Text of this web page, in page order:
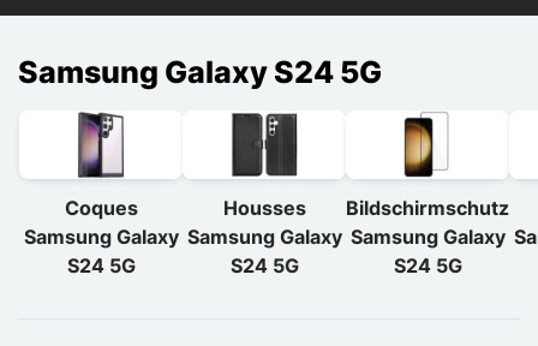
Samsung Galaxy S24 5G
Coques
Samsung Galaxy
S24 5G
Housses
Samsung Galaxy
S24 5G
Bildschirmschutz
Samsung Galaxy
S24 5G